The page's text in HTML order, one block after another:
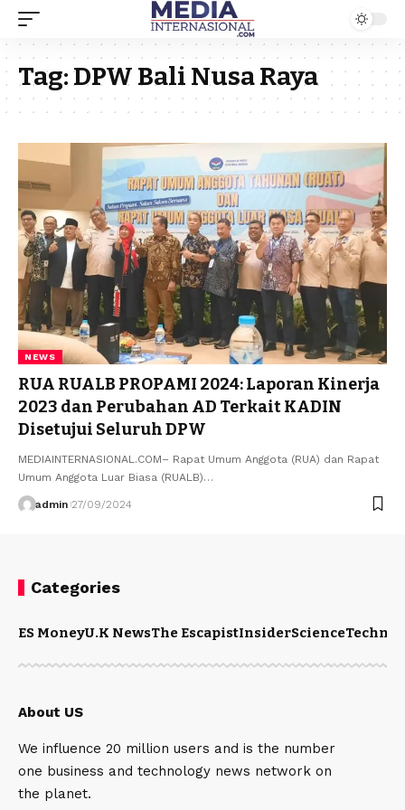
Tag:DPW Bali Nusa Raya
NEWS
RUA RUALB PROPAMI 2024: Laporan Kinerja
2023 dan Perubahan AD Terkait KADIN
Disetujui Seluruh DPW
MEDIAINTERNASIONAL.COM– Rapat Umum Anggota (RUA) dan Rapat
Umum Anggota Luar Biasa (RUALB)…
admin 27/09/2024
Categories
ES MoneyU.K NewsThe EscapistInsiderScience
About US
We influence 20 million users and is the number
one business and technology news network on
the planet.